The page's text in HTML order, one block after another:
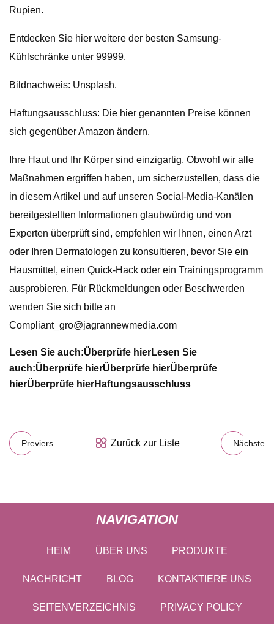
Rupien.
Entdecken Sie hier weitere der besten Samsung-
Kühlschränke unter 99999.
Bildnachweis: Unsplash.
Haftungsausschluss: Die hier genannten Preise können
sich gegenüber Amazon ändern.
Ihre Haut und Ihr Körper sind einzigartig. Obwohl wir alle
Maßnahmen ergriffen haben, um sicherzustellen, dass die
in diesem Artikel und auf unseren Social-Media-Kanälen
bereitgestellten Informationen glaubwürdig und von
Experten überprüft sind, empfehlen wir Ihnen, einen Arzt
oder Ihren Dermatologen zu konsultieren, bevor Sie ein
Hausmittel, einen Quick-Hack oder ein Trainingsprogramm
ausprobieren. Für Rückmeldungen oder Beschwerden
wenden Sie sich bitte an
Compliant_gro@jagrannewmedia.com
Lesen Sie auch:Überprüfe hierLesen Sie
auch:Überprüfe hierÜberprüfe hierÜberprüfe
hierÜberprüfe hierHaftungsausschluss
Previers Zurück zur Liste Nächste
NAVIGATION
HEIM ÜBER UNS PRODUKTE
NACHRICHT BLOG KONTAKTIERE UNS
SEITENVERZEICHNIS PRIVACY POLICY